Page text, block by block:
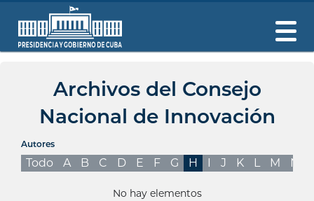
Archivos del Consejo
Nacional de Innovación
Autores
Todo A B C D E F G H I J K L M N
No hay elementos